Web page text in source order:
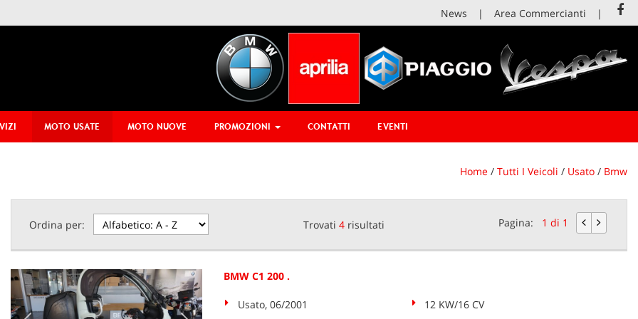
News Area Commercianti
MOTO USATE MOTO NUOVE PROMOZIONI CONTATTI EVENTI
Home / Tutti I Veicoli / Usato / Bmw
Ordina per: Trovati4 risultati Pagina: 1 di 1
BMW C1 200 .
Usato, 06/2001
12 KW/16 CV